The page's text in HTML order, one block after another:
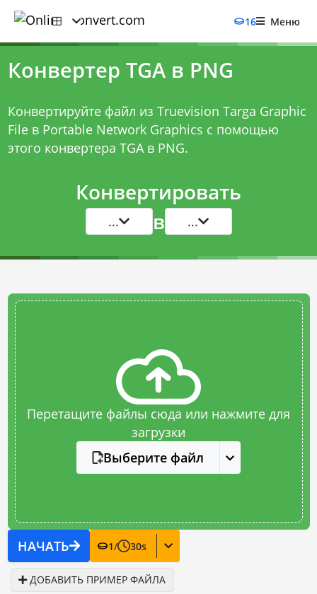
16 Меню
Конвертер TGA в PNG
Конвертируйте файл из Truevision Targa Graphic
File в Portable Network Graphics с помощью
этого конвертера TGA в PNG.
Конвертировать
... в ...
Перетащите файлы сюда или нажмите для
загрузки
Выберите файл
НАЧАТЬ 1/ 30s
ДОБАВИТЬ ПРИМЕР ФАЙЛА